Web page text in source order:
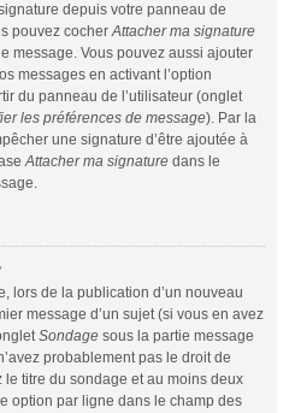
depuis votre panneau de
pouvez cocherAttacher ma signature
message. Vous pouvez aussi ajouter
messages en activant l’option
du panneau de l’utilisateur (onglet
les préférences de message). Par la
une signature d’être ajoutée à
Attacher ma signature dans le
lors de la publication d’un nouveau
message d’un sujet (si vous en avez
Sondage sous la partie message
probablement pas le droit de
titre du sondage et au moins deux
option par ligne dans le champ des